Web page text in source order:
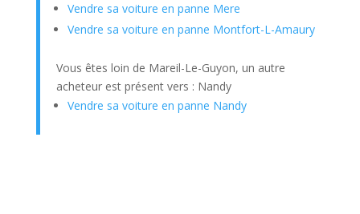
Vendre sa voiture en panne Mere
Vendre sa voiture en panne Montfort-L-Amaury
Vous êtes loin de Mareil-Le-Guyon, un autre
acheteur est présent vers : Nandy
Vendre sa voiture en panne Nandy